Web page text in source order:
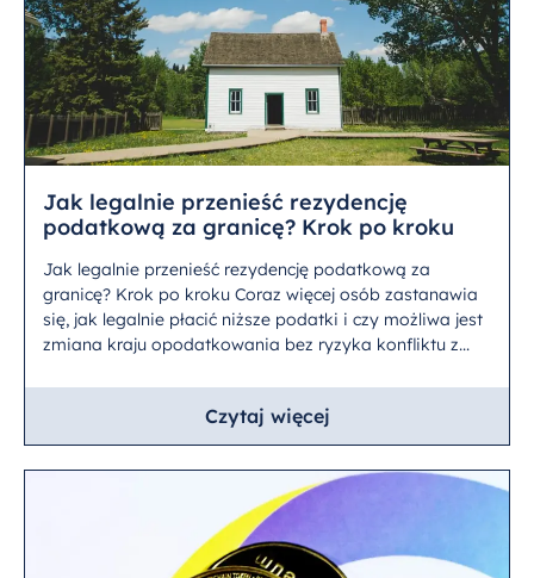
Jak legalnie przenieść rezydencję
podatkową za granicę? Krok po kroku
Jak legalnie przenieść rezydencję podatkową za
granicę? Krok po kroku Coraz więcej osób zastanawia
się, jak legalnie płacić niższe podatki i czy możliwa jest
zmiana kraju opodatkowania bez ryzyka konfliktu z...
Czytaj więcej